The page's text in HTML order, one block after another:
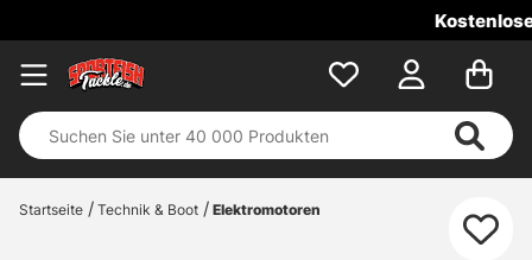
Kostenloser Versand ab 100
Startseite Technik & Boot Elektromotoren